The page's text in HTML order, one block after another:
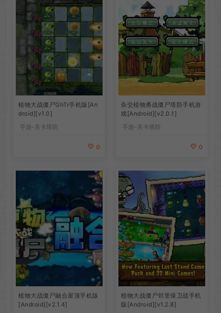
植物大战僵尸GhTr手机版[An
droid][v1.0]
手游-关卡塔防
0
杂交植物勇战僵尸塔防手机游
戏[Android][v2.0.1]
手游-关卡塔防
0
植物大战僵尸融合屋顶手机版
[Android][v2.1.4]
植物大战僵尸邻里保卫战手机
版[Android][v1.2.8]